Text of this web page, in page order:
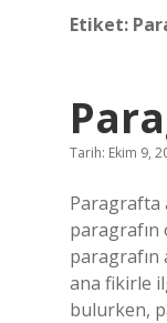
Etiket:
Tarih: Ekim 9,
Paragrafta
paragrafın
paragrafın
ana fikirle
bulurken,